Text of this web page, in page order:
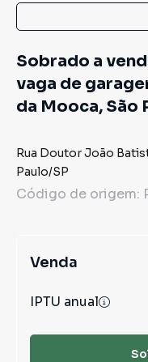
Sobrado a
vaga de
da Mooca, São
Rua Doutor João
Paulo/SP
Código de origem:
Venda
IPTU anual